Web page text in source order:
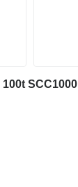
SCC1000